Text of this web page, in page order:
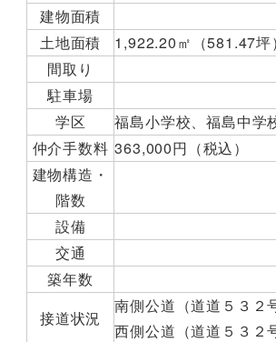
建物面積
土地面積
1,922.20㎡（581.47坪）
間取り
駐車場
学区
福島小学校、福島中学
仲介手数料 363,000円（税込）
建物構造・
階数
設備
交通
築年数
接道状況
南側公道（道道５３２
西側公道（道道５３２